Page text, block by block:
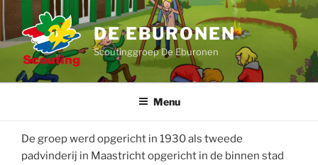
naar
de
inhoud
DE EBURONEN
Scoutinggroep De Eburonen
Menu
De groep werd opgericht in 1930 als tweede
padvinderij in Maastricht opgericht in de binnen stad